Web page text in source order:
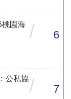
園海 / 6
公私協/ 7